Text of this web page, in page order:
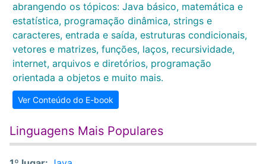
abrangendo os tópicos: Java básico, matemática e
estatística, programação dinâmica, strings e
caracteres, entrada e saída, estruturas condicionais,
vetores e matrizes, funções, laços, recursividade,
internet, arquivos e diretórios, programação
orientada a objetos e muito mais.
Ver Conteúdo do E-book
Linguagens Mais Populares